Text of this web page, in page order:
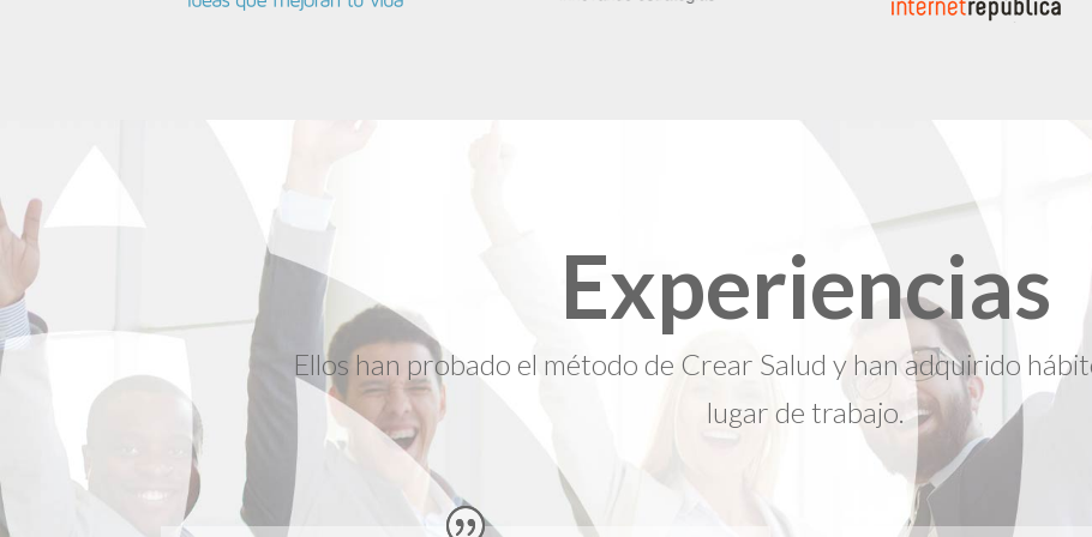
Experiencias
Ellos han probado el método de Crear Salud y han adquirido
lugar de trabajo.